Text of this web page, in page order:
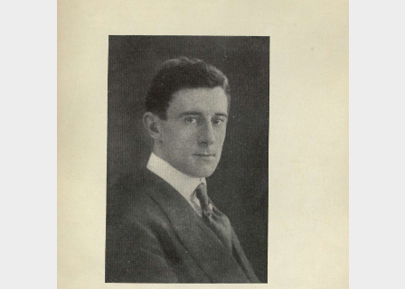
Загрузка...